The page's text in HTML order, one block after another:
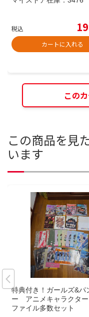
税込
カートに入れる
この
この商品を見
います
特典付き！ガールズ&パ
ー アニメキャラクター
ファイル多数セット